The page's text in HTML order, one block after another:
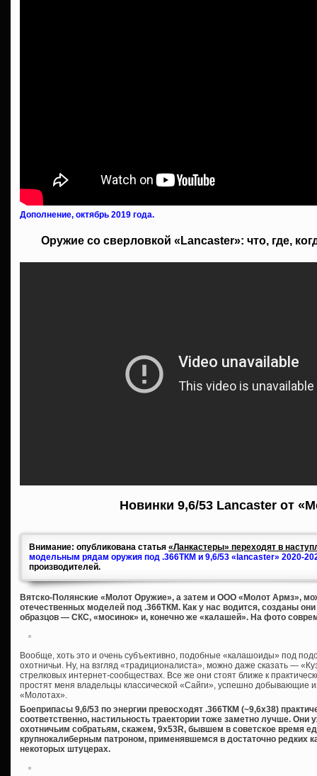
Дополнение, октябрь 2019 года.
Оружие со сверловкой «Lancaster»: что, где,
Новинки 9,6/53 Lancaster от
Внимание: опубликована статья «Ланкастеры» переходят в
модельным рядам оружия под .366ТКМ и 9,6/53 «lancaster» 2020-
производителей.
Вятско-Полянские «Молот Оружие», а затем и ООО «Молот Армз»,
отечественных моделей под .366ТКМ. Как у нас водится, созданы
образцов — СКС, «мосинок» и, конечно же «калашей». На фото
Вообще, хоть это и очень субъективно, подобные «калашоиды» под
охотничьи. Ну, на взгляд «традиционалиста», можно даже сказать —
стрелковых интернет-сообществах. Все же они стоят ближе к
простят меня владельцы классической «Сайги», успешно добывающие
«Молотах».
Боеприпасы 9,6/53 по энергии превосходят .366ТКМ (~9,6х38)
соответственно, настильность траектории тоже заметно лучше. Они
охотничьим собратьям, скажем, 9х53R, бывшем в советское время
крупнокалиберным патроном, применявшемся в достаточно редких
некоторых штуцерах.